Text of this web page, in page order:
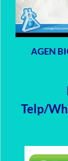
AGEN
Telp/